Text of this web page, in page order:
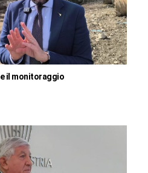
il monitoraggio